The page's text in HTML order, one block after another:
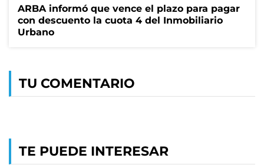
ARBA informó que vence el plazo para pagar
con descuento la cuota 4 del Inmobiliario
Urbano
TU COMENTARIO
TE PUEDE INTERESAR